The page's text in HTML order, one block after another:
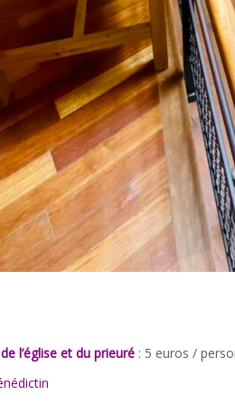
l’église et du prieuré : 5 euros /